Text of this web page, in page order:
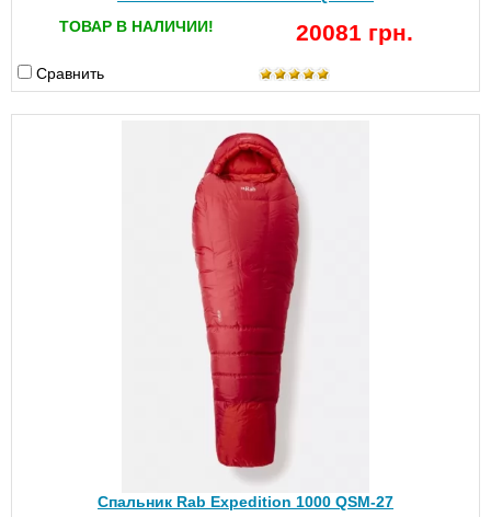
ТОВАР В НАЛИЧИИ!
20081 грн.
Сравнить
Спальник Rab Expedition 1000 QSM-27